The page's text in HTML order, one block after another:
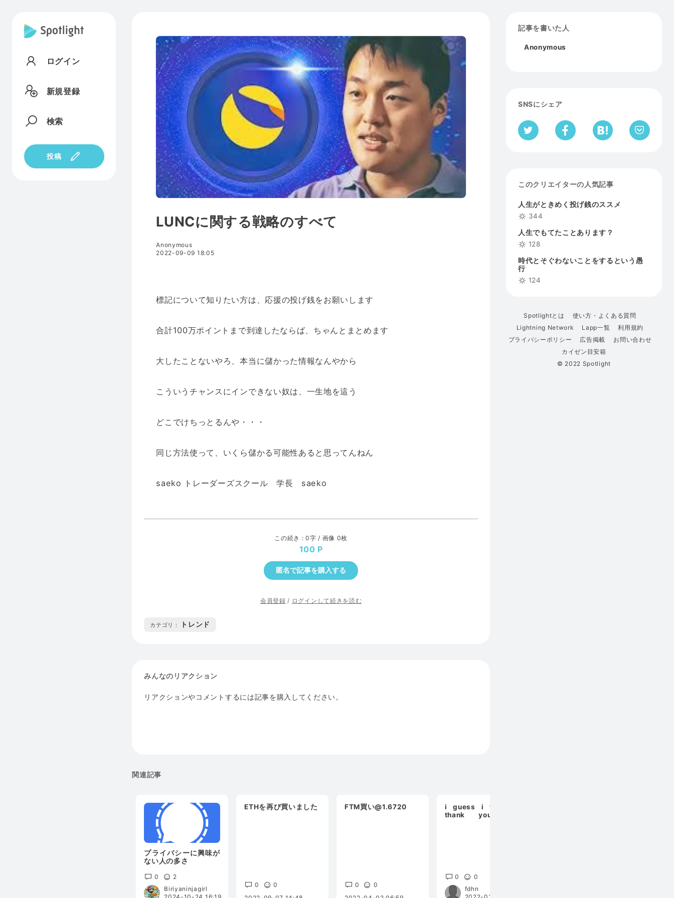
ログイン
新規登録
検索
投稿
LUNCに関する戦略のすべて
Anonymous
2022-09-09 18:05
標記について知りたい方は、応援の投げ銭をお願いします
合計100万ポイントまで到達したならば、ちゃんとまとめます
大したことないやろ、本当に儲かった情報なんやから
こういうチャンスにインできない奴は、一生地を這う
どこでけちっとるんや・・・
同じ方法使って、いくら儲かる可能性あると思ってんねん
saeko トレーダーズスクール 学長 saeko
この続き : 0字 / 画像 0枚
100
匿名で記事を購入する
会員登録 / ログインして続きを読む
カテゴリ : トレンド
みんなのリアクション
リアクションやコメントするには記事を購入してください。
関連記事
プライバシーに興味が
ない人の多さ
0
2
Biriyaninjagirl
ETHを再び買いました
0
0
FTM買い@1.6720
0
0
i guess i want to
thank you who
0
0
fdhn
記事を書いた人
Anonymous
SNSにシェア
このクリエイターの人気記事
人生がときめく投げ銭のススメ
344
人生でもてたことあります？
128
時代とそぐわないことをするという愚
行
124
Spotlightとは
使い方・よくある質問
Lightning Network
Lapp一覧
利用規約
プライバシーポリシー
広告掲載
お問い合わせ
カイゼン目安箱
© 2022 Spotlight